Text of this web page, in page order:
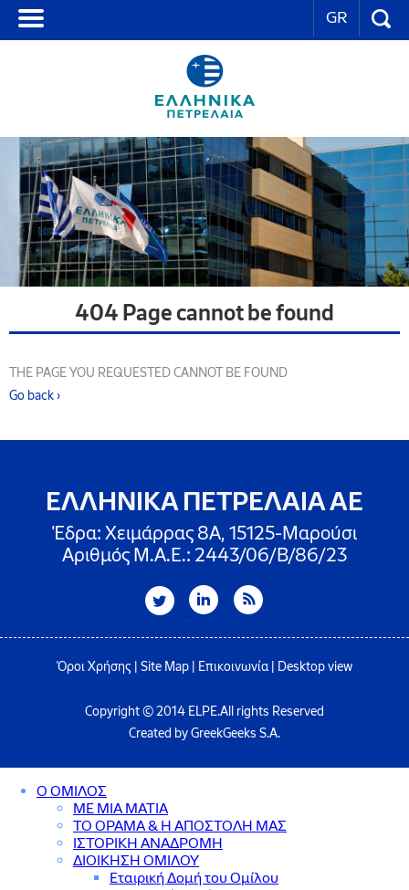
GR
404 Page cannot be found
THE PAGE YOU REQUESTED CANNOT BE FOUND
Go back ›
ΕΛΛΗΝΙΚΑ ΠΕΤΡΕΛΑΙΑ ΑΕ
Έδρα: Χειμάρρας 8A, 15125-Μαρούσι
Αριθμός Μ.Α.Ε.: 2443/06/Β/86/23
Όροι Χρήσης Site Map Επικοινωνία| Desktop view
Copyright © 2014 ELPE.All rights Reserved
Created by GreekGeeks S.A.
Ο ΟΜΙΛΟΣ
ΜΕ ΜΙΑ ΜΑΤΙΑ
ΤΟ ΟΡΑΜΑ & Η ΑΠΟΣΤΟΛΗ ΜΑΣ
ΙΣΤΟΡΙΚΗ ΑΝΑΔΡΟΜΗ
ΔΙΟΙΚΗΣΗ ΟΜΙΛΟΥ
Εταιρική Δομή του Ομίλου